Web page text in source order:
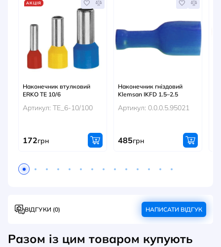
АКЦІЯ
Наконечник втулковий
ERKO TE 10/6
Артикул: TE_6-10/100
172грн
Наконечник гніздовий
Klemsan IKFD 1.5–2.5
Артикул: 0.0.0.5.95021
485грн
ВІДГУКИ (0) НАПИСАТИ ВІДГУК
Разом із цим товаром купують